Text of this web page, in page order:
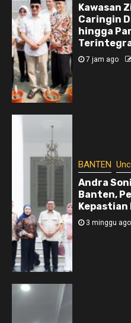
Kawasan
Caringin
hingga
7 jam ago
BANTEN
Andra
Banten,
Kepastian
3 minggu ago